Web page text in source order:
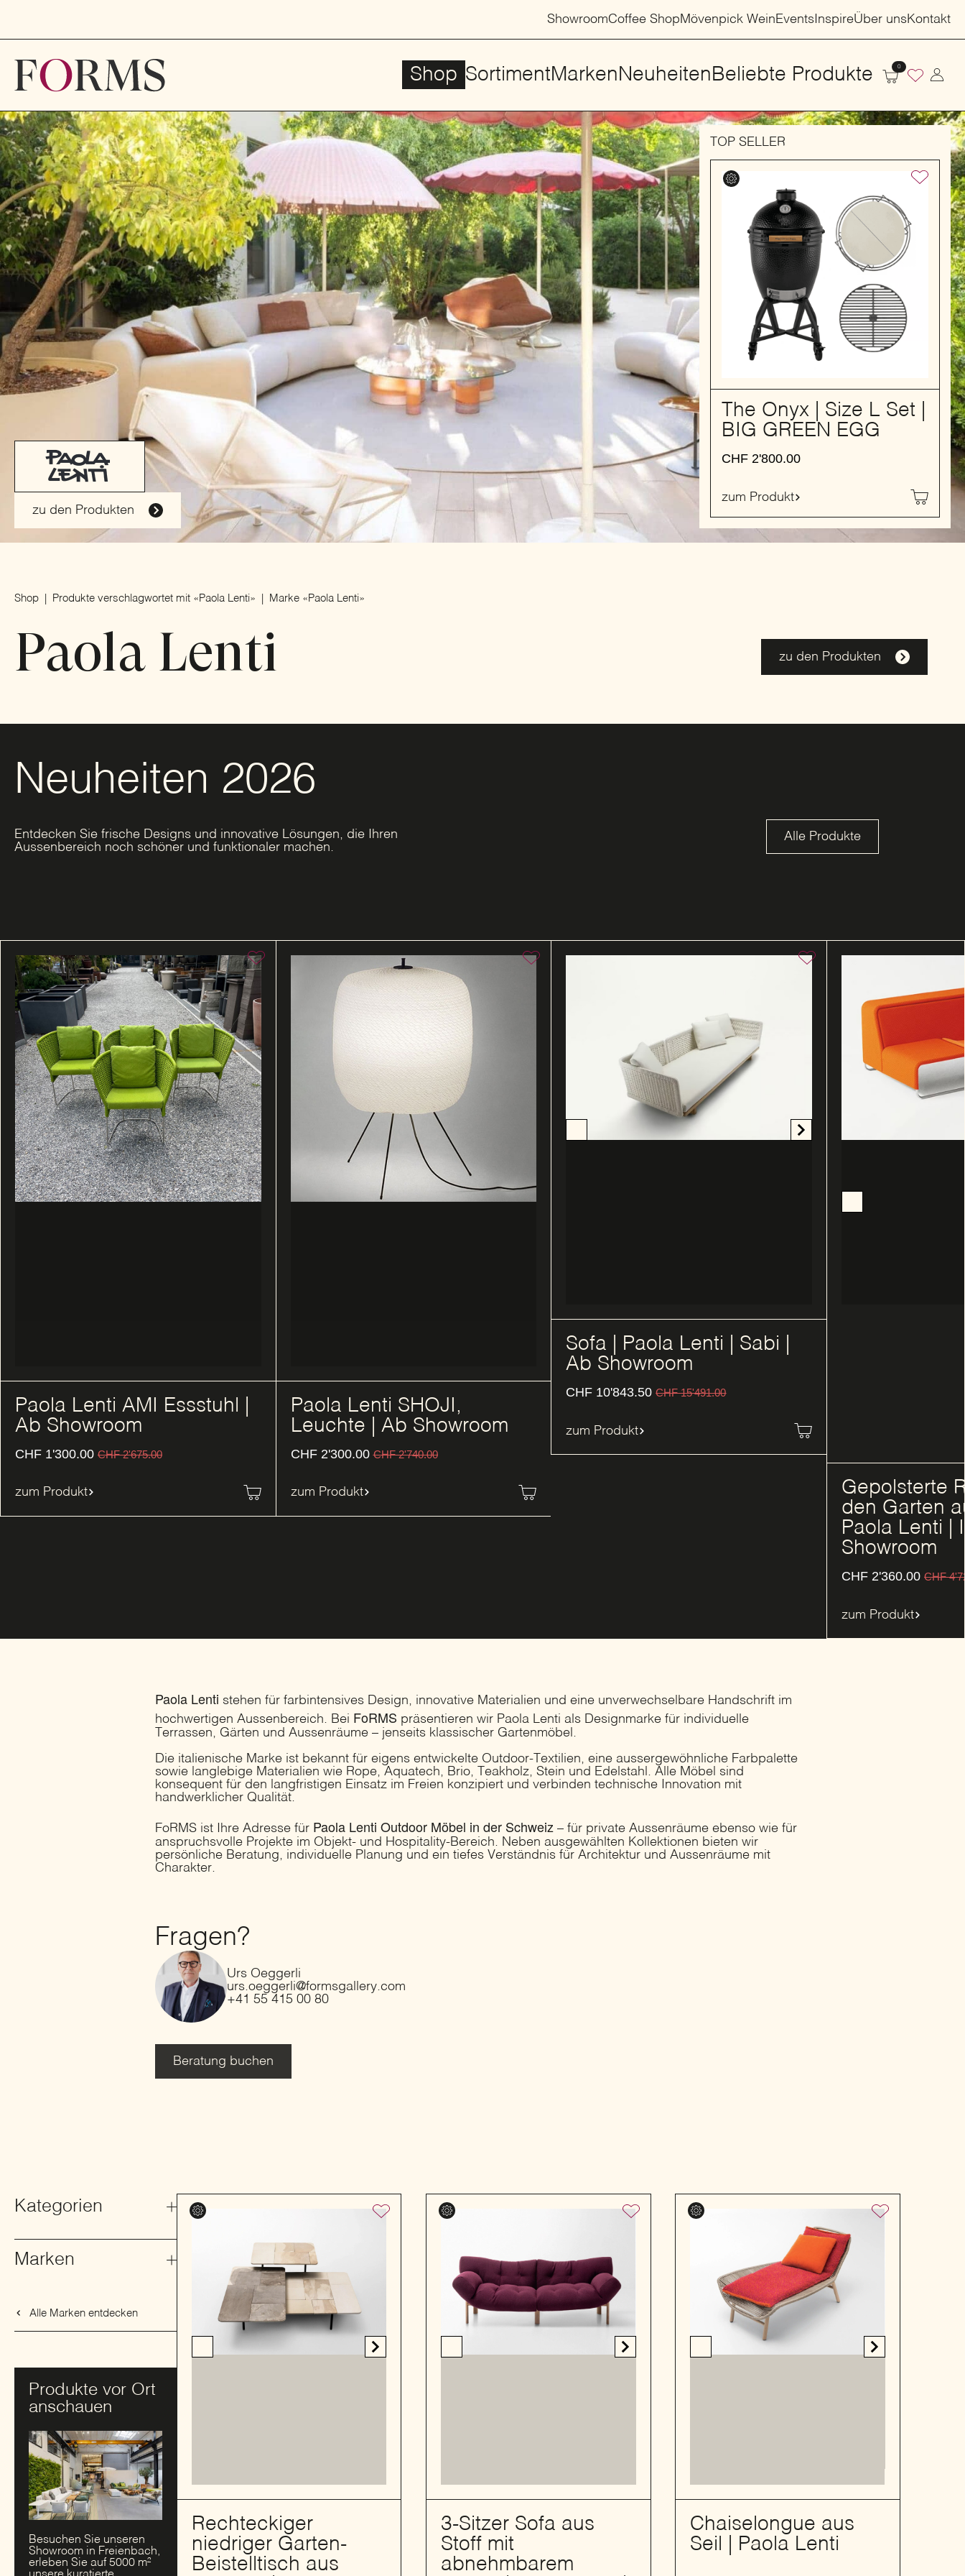
ShowroomCoffee ShopMövenpick WeinEvents InspireÜber unsKontakt
Shop SortimentMarken Neuheiten Beliebte Produkte 0
zu den Produkten
TOP SELLER
The Onyx | Size L Set |
BIG GREEN EGG
CHF 2'800.00
zum Produkt
Shop Produkte verschlagwortet mit «Paola Lenti» Marke «Paola Lenti»
Paola Lenti zu den Produkten
Neuheiten 2026
Entdecken Sie frische Designs und innovative Lösungen, die Ihren
Aussenbereich noch schöner und funktionaler machen.
Alle Produkte
Paola Lenti AMI Essstuhl |
Ab Showroom
CHF 1'300.00 CHF2'675.00
zum Produkt
Paola Lenti SHOJI,
Leuchte | Ab Showroom
CHF2'300.00 CHF2'740.00
zum Produkt
Sofa | Paola Lenti | Sabi |
Ab Showroom
CHF 10'843.50 CHF15'491.00
zum Produkt
Gepolsterte
den Garten
Paola Lenti |
Showroom
CHF 2'360.00 CHF
zum Produkt
Paola Lenti stehen für farbintensives Design, innovative Materialien und eine unverwechselbare Handschrift im
hochwertigen Aussenbereich. Bei FoRMS präsentieren wir Paola Lenti als Designmarke für individuelle
Terrassen, Gärten und Aussenräume – jenseits klassischer Gartenmöbel.
Die italienische Marke ist bekannt für eigens entwickelte Outdoor-Textilien, eine aussergewöhnliche Farbpalette
sowie langlebige Materialien wie Rope, Aquatech, Brio, Teakholz, Stein und Edelstahl. Alle Möbel sind
konsequent für den langfristigen Einsatz im Freien konzipiert und verbinden technische Innovation mit
handwerklicher Qualität.
FoRMS ist Ihre Adresse für Paola Lenti Outdoor Möbel in der Schweiz– für private Aussenräume ebenso wie für
anspruchsvolle Projekte im Objekt- und Hospitality-Bereich. Neben ausgewählten Kollektionen bieten wir
persönliche Beratung, individuelle Planung und ein tiefes Verständnis für Architektur und Aussenräume mit
Charakter.
Fragen?
Urs Oeggerli
urs.oeggerli@formsgallery.com
+41 55 415 00 80
Beratung buchen
Kategorien
Marken
Alle Marken entdecken
Produkte vor Ort
anschauen
Besuchen Sie unseren
Showroom in Freienbach,
erleben Sie auf 5000 m²
Rechteckiger
niedriger Garten-
Beistelltisch aus
3-Sitzer Sofa aus
Stoff mit
abnehmbarem
Chaiselongue aus
Seil | Paola Lenti